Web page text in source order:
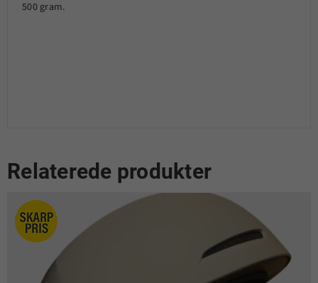
500 gram.
Relaterede produkter